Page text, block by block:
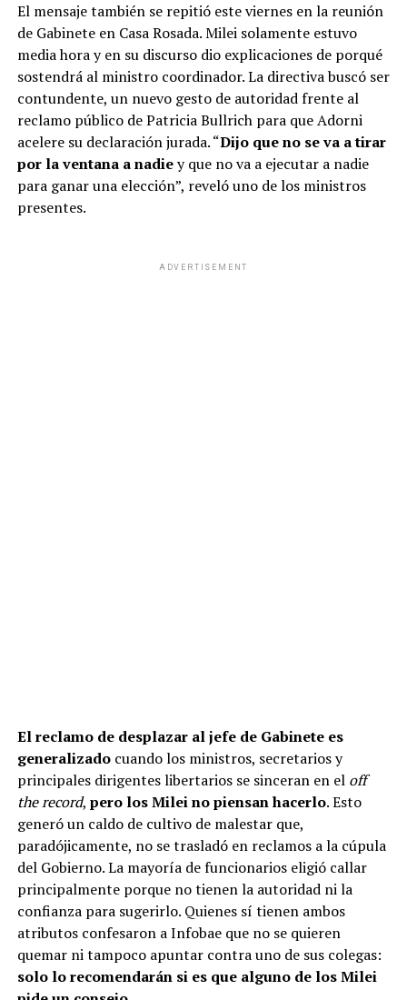
El mensaje también se repitió este viernes en la reunión
de Gabinete en Casa Rosada. Milei solamente estuvo
media hora y en su discurso dio explicaciones de porqué
sostendrá al ministro coordinador. La directiva buscó ser
contundente, un nuevo gesto de autoridad frente al
reclamo público de Patricia Bullrich para que Adorni
acelere su declaración jurada. “Dijo que no se va a tirar
por la ventana a nadiey que no va a ejecutar a nadie
para ganar una elección”, reveló uno de los ministros
presentes.
ADVERTISEMENT
El reclamo de desplazar al jefe de Gabinete es
generalizado cuando los ministros, secretarios y
principales dirigentes libertarios se sinceran en el off
the record, pero los Milei no piensan hacerlo. Esto
generó un caldo de cultivo de malestar que,
paradójicamente, no se trasladó en reclamos a la cúpula
del Gobierno. La mayoría de funcionarios eligió callar
principalmente porque no tienen la autoridad ni la
confianza para sugerirlo. Quienes sí tienen ambos
atributos confesaron a Infobae que no se quieren
quemar ni tampoco apuntar contra uno de sus colegas:
solo lo recomendarán si es que alguno de los Milei